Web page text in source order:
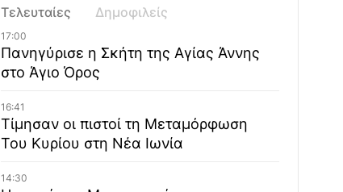
Τελευταίες Δημοφιλείς
17:00
Πανηγύρισε η Σκήτη της Αγίας Άννης
στο Άγιο Όρος
16:41
Τίμησαν οι πιστοί τη Μεταμόρφωση
Του Κυρίου στη Νέα Ιωνία
14:30